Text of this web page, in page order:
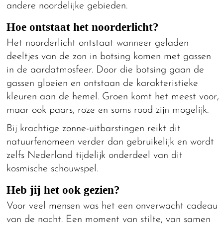
andere noordelijke gebieden.
Hoe ontstaat het noorderlicht?
Het noorderlicht ontstaat wanneer geladen
deeltjes van de zon in botsing komen met gassen
in de aardatmosfeer. Door die botsing gaan de
gassen gloeien en ontstaan de karakteristieke
kleuren aan de hemel. Groen komt het meest voor,
maar ook paars, roze en soms rood zijn mogelijk.
Bij krachtige zonne-uitbarstingen reikt dit
natuurfenomeen verder dan gebruikelijk en wordt
zelfs Nederland tijdelijk onderdeel van dit
kosmische schouwspel.
Heb jij het ook gezien?
Voor veel mensen was het een onverwacht cadeau
van de nacht. Een moment van stilte, van samen